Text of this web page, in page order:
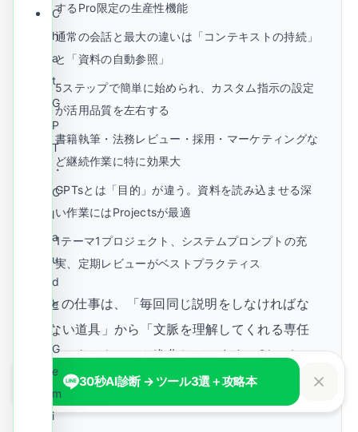
するPro限定の生産性機能
通常の会話と最大の違いは「コンテキストの持続」
と「資料の自動参照」
5ステップで簡単に始められ、カスタム指示の設定
が活用品質を左右する
書籍執筆・法務レビュー・採用・マーケティングな
ど継続作業に特に効果大
GPTsとは「目的」が違う。資料を読み込ませる深
い作業にはProjectsが最適
1テーマ1プロジェクト、システムプロンプトの充
実、定期レビューがベストプラクティス
AIとの仕事は、「毎回同じ説明をしなければな
らない道具」から「文脈を理解してくれる専任
アシスタント」へと進化しています。Claude
Projectsは、その進化の一歩を今日から体験で
きる機能です。
30秒AI診断 → ツール3選＋攻略本
C
h
a
t
G
P
T
・
C
l
a
u
d
e
・
G
e
m
i